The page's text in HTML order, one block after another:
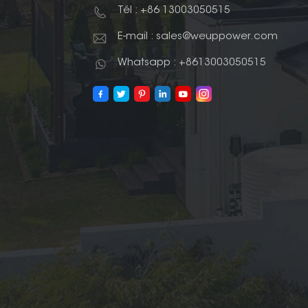
Tél : +86 13003050515
E-mail : sales@weuppower.com
Whatsapp : +8613003050515